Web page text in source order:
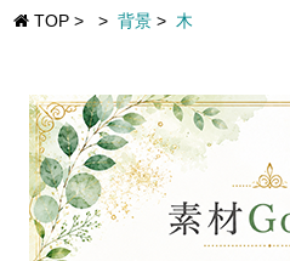
TOP > > 背景 > 木